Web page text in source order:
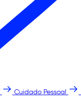
Cuidado Pessoal